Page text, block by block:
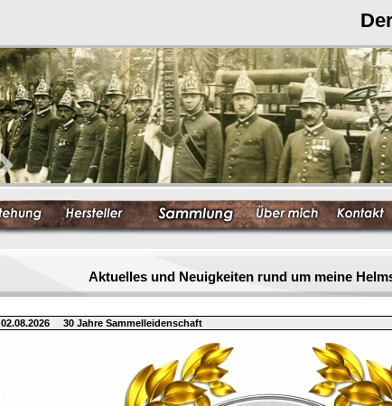
Aktuelles und Neuigkeiten rund um meine
02.08.2026 30 Jahre Sammelleidenschaft